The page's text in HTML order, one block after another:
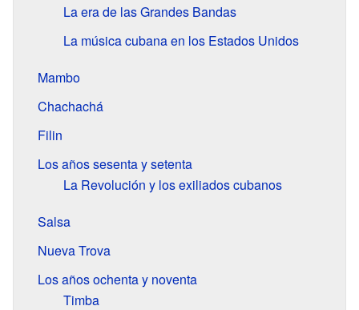
La era de las Grandes Bandas
La música cubana en los Estados Unidos
Mambo
Chachachá
Filin
Los años sesenta y setenta
La Revolución y los exiliados cubanos
Salsa
Nueva Trova
Los años ochenta y noventa
Timba